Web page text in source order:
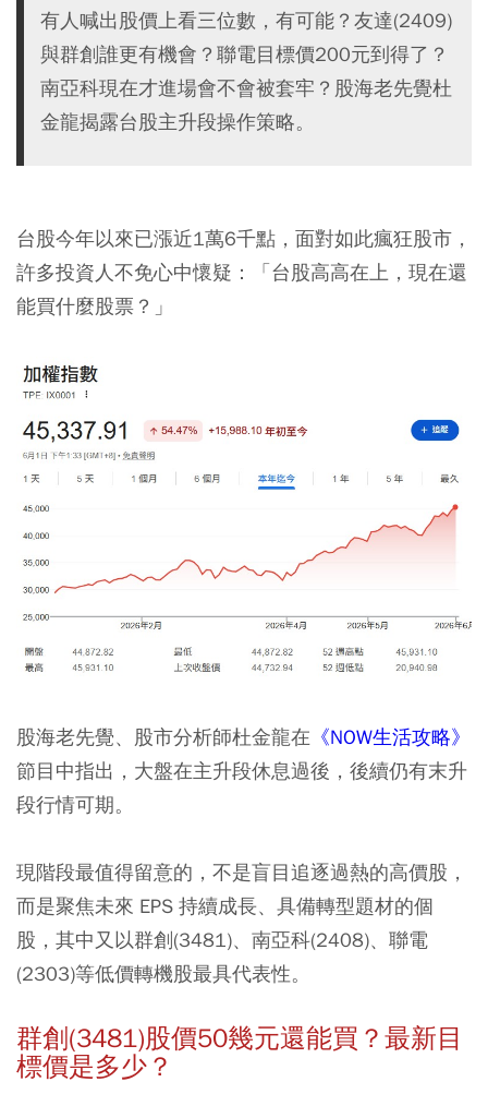
有人喊出股價上看三位數，有可能？友達(2409)
與群創誰更有機會？聯電目標價200元到得了？
南亞科現在才進場會不會被套牢？股海老先覺杜
金龍揭露台股主升段操作策略。
台股今年以來已漲近1萬6千點，面對如此瘋狂股市，
許多投資人不免心中懷疑：「台股高高在上，現在還
能買什麼股票？」
股海老先覺、股市分析師杜金龍在 《NOW生活攻略》
節目中指出，大盤在主升段休息過後，後續仍有末升
段行情可期。
現階段最值得留意的，不是盲目追逐過熱的高價股，
而是聚焦未來 EPS 持續成長、具備轉型題材的個
股，其中又以群創(3481)、南亞科(2408)、聯電
(2303)等低價轉機股最具代表性。
群創(3481)股價50幾元還能買？最新目
標價是多少？